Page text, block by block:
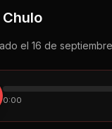
Chulo
el 16 de
0:00